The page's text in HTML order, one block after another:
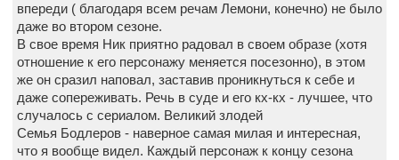
впереди ( благодаря всем речам Лемони, конечно) не было
даже во втором сезоне.
В свое время Ник приятно радовал в своем образе (хотя
отношение к его персонажу меняется посезонно), в этом
же он сразил наповал, заставив проникнуться к себе и
даже сопереживать. Речь в суде и его кх-кх - лучшее, что
случалось с сериалом. Великий злодей
Семья Бодлеров - наверное самая милая и интересная,
что я вообще видел. Каждый персонаж к концу сезона